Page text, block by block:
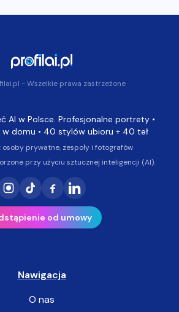
- Wszelkie prawa zastrzeżone
AI w Polsce. Profesjonalne portrety •
domu • 40 stylów ubioru + 40 teł
osoby prywatne, zespoły i fotografów
przy użyciu sztucznej inteligencji (AI).
od umowy
Nawigacja
O nas